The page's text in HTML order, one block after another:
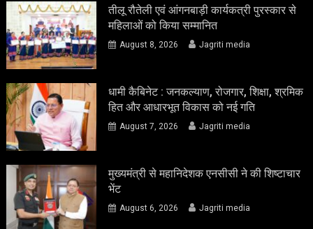
तीलू रौतेली एवं आंगनबाड़ी कार्यकत्री पुरस्कार से
महिलाओं को किया सम्मानित
August 8, 2026 Jagriti media
धामी कैबिनेट : जनकल्याण, रोजगार, शिक्षा, श्रमिक
हित और आधारभूत विकास को नई गति
August 7, 2026 Jagriti media
मुख्यमंत्री से महानिदेशक एनसीसी ने की शिष्टाचार
भेंट
August 6, 2026 Jagriti media